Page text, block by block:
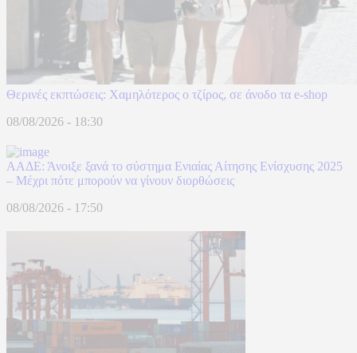
Θερινές εκπτώσεις: Χαμηλότερος ο τζίρος, σε άνοδο τα e-shop
08/08/2026 - 18:30
ΑΑΔΕ: Άνοιξε ξανά το σύστημα Ενιαίας Αίτησης Ενίσχυσης 2025
– Μέχρι πότε μπορούν να γίνουν διορθώσεις
08/08/2026 - 17:50